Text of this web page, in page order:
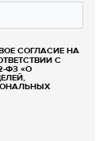
СОГЛАСИЕ НА
С
ФЗ «О